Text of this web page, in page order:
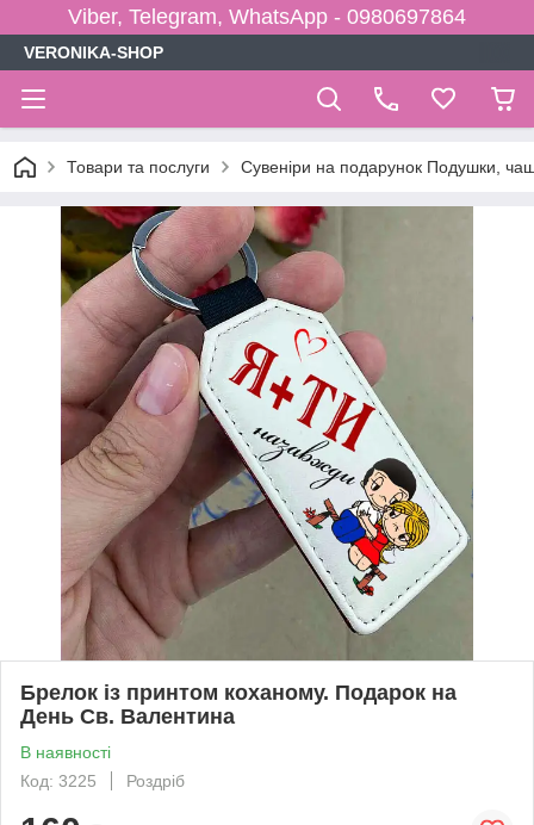
Viber, Telegram, WhatsApp - 0980697864
VERONIKA-SHOP
Товари та послуги Сувеніри на подарунок Подушки,
Брелок із принтом коханому. Подарок на
День Св. Валентина
В наявності
Код: 3225
Роздріб